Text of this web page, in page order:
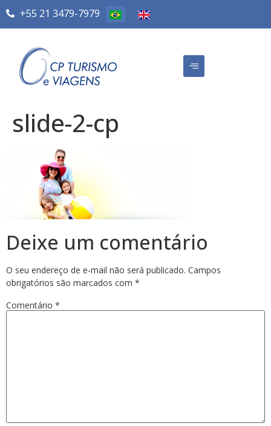
+55 21 3479-7979
slide-2-cp
Deixe um comentário
O seu endereço de e-mail não será publicado. Campos
obrigatórios são marcados com *
Comentário *